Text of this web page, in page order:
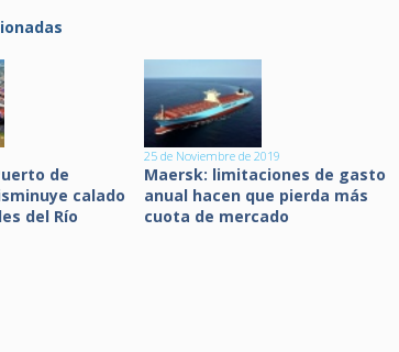
de
calado
del Río
25 de Noviembre de 2019
Maersk: limitaciones de gasto
anual hacen que pierda más
cuota de mercado